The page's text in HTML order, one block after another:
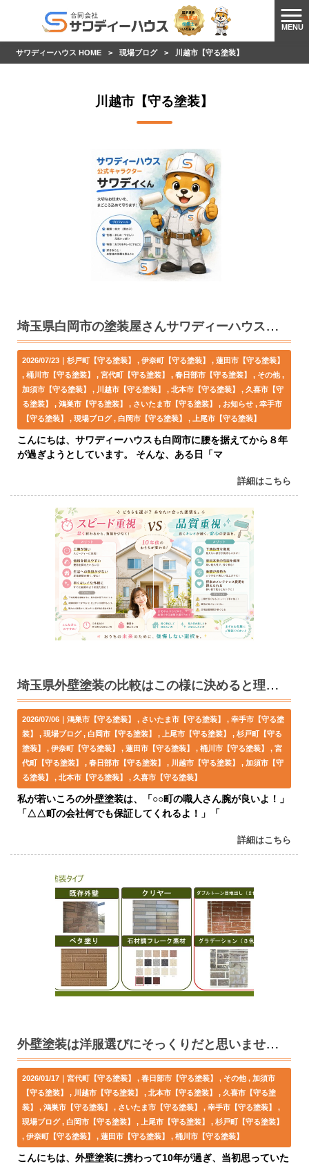
MENU
サワディーハウス HOME > 現場ブログ > 川越市【守る塗装】
川越市【守る塗装】
埼玉県白岡市の塗装屋さんサワディーハウスに公式キャラクター登場！
2026/07/23｜杉戸町【守る塗装】 伊奈町【守る塗装】
蓮田市【守る塗装】
桶川市【守る塗装】
宮代町【守る塗装】 春日部市【守る塗装】
その他
加須市【守る塗装】
川越市【守る塗装】 北本市【守る塗装】
久喜市【守
る塗装】
鴻巣市【守る塗装】 さいたま市【守る塗装】 お知らせ
幸手市
【守る塗装】
現場ブログ 白岡市【守る塗装】 上尾市【守る塗装】
こんにちは、サワディーハウスも白岡市に腰を据えてから８年
が過ぎようとしています。 そんな、ある日「マ
詳細はこちら
埼玉県外壁塗装の比較はこの様に決めると理解しやすい。
2026/07/06｜鴻巣市【守る塗装】 さいたま市【守る塗装】
幸手市【守る塗
装】
現場ブログ 白岡市【守る塗装】 上尾市【守る塗装】
杉戸町【守る
塗装】
伊奈町【守る塗装】 蓮田市【守る塗装】 桶川市【守る塗装】
宮
代町【守る塗装】
春日部市【守る塗装】 川越市【守る塗装】
加須市【守
る塗装】
北本市【守る塗装】 久喜市【守る塗装】
私が若いころの外壁塗装は、「○○町の職人さん腕が良いよ！」
「△△町の会社何でも保証してくれるよ！」「
詳細はこちら
外壁塗装は洋服選びにそっくりだと思いませんか？
2026/01/17｜宮代町【守る塗装】 春日部市【守る塗装】 その他
加須市
【守る塗装】
川越市【守る塗装】 北本市【守る塗装】
久喜市【守る塗
装】
鴻巣市【守る塗装】 さいたま市【守る塗装】
幸手市【守る塗装】
現場ブログ
白岡市【守る塗装】 上尾市【守る塗装】
杉戸町【守る塗装】
伊奈町【守る塗装】
蓮田市【守る塗装】 桶川市【守る塗装】
こんにちは、外壁塗装に携わって10年が過ぎ、当初思っていた